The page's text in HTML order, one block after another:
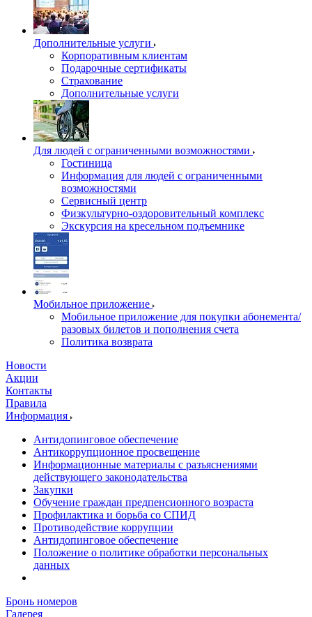
Дополнительные услуги
Корпоративным клиентам
Подарочные сертификаты
Страхование
Дополнительные услуги
Для людей с ограниченными возможностями
Гостиница
Информация для людей с ограниченными
возможностями
Сервисный центр
Физкультурно-оздоровительный комплекс
Экскурсия на кресельном подъемнике
Мобильное приложение
Мобильное приложение для покупки абонемента/
разовых билетов и пополнения счета
Политика возврата
Новости
Акции
Контакты
Правила
Информация
Антидопинговое обеспечение
Антикоррупционное просвещение
Информационные материалы с разъяснениями
действующего законодательства
Закупки
Обучение граждан предпенсионного возраста
Профилактика и борьба со СПИД
Противодействие коррупции
Антидопинговое обеспечение
Положение о политике обработки персональных
данных
Бронь номеров
Галерея